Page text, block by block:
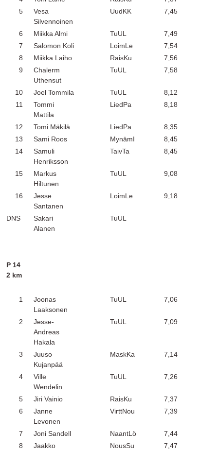
5
Vesa
Silvennoinen
UudKK 7,45
6 Miikka Almi TuUL
7,49
7
Salomon Koli LoimLe
7,54
8
Miikka Laiho RaisKu
7,56
9
Chalerm
Uthensut
TuUL 7,58
10 Joel Tommila TuUL
8,12
11
Tommi
Mattila
LiedPa 8,18
12 Tomi Mäkilä LiedPa
8,35
13
Sami Roos MynämI
8,45
14
Samuli
Henriksson
TaivTa 8,45
15
Markus
Hiltunen
TuUL 9,08
16
Jesse
Santanen
LoimLe 9,18
DNS
Sakari
Alanen
TuUL
P 14
2 km
1
Joonas
Laaksonen
TuUL 7,06
2
Jesse-
Andreas
Hakala
TuUL 7,09
3
Juuso
Kujanpää
MaskKa 7,14
4
Ville
Wendelin
TuUL 7,26
5 Jiri Vainio RaisKu
7,37
6
Janne
Levonen
VirttNou 7,39
7 Joni Sandell NaantLö
7,44
8
Jaakko
NousSu 7,47